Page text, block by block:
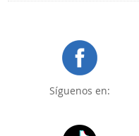
Síguenos en: